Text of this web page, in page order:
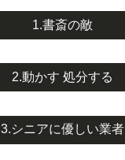
1.書斎の敵
2.動かす 処分する
3.シニアに優しい業者